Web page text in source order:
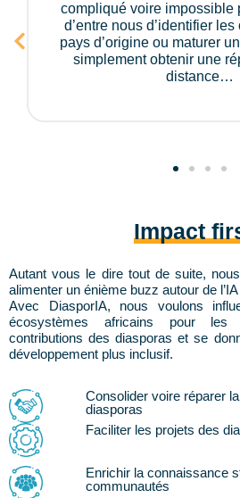
compliqué voire impossible
d’entre nous d’identifier
pays d’origine ou maturer
simplement obtenir une
distance…
Impact
Autant vous le dire tout de suite,
alimenter un énième buzz autour de l’IA
Avec DiasporIA, nous voulons
écosystèmes africains pour les
contributions des diasporas et se
développement plus inclusif.
Consolider voire réparer
diasporas
Faciliter les projets des
Enrichir la connaissance
communautés